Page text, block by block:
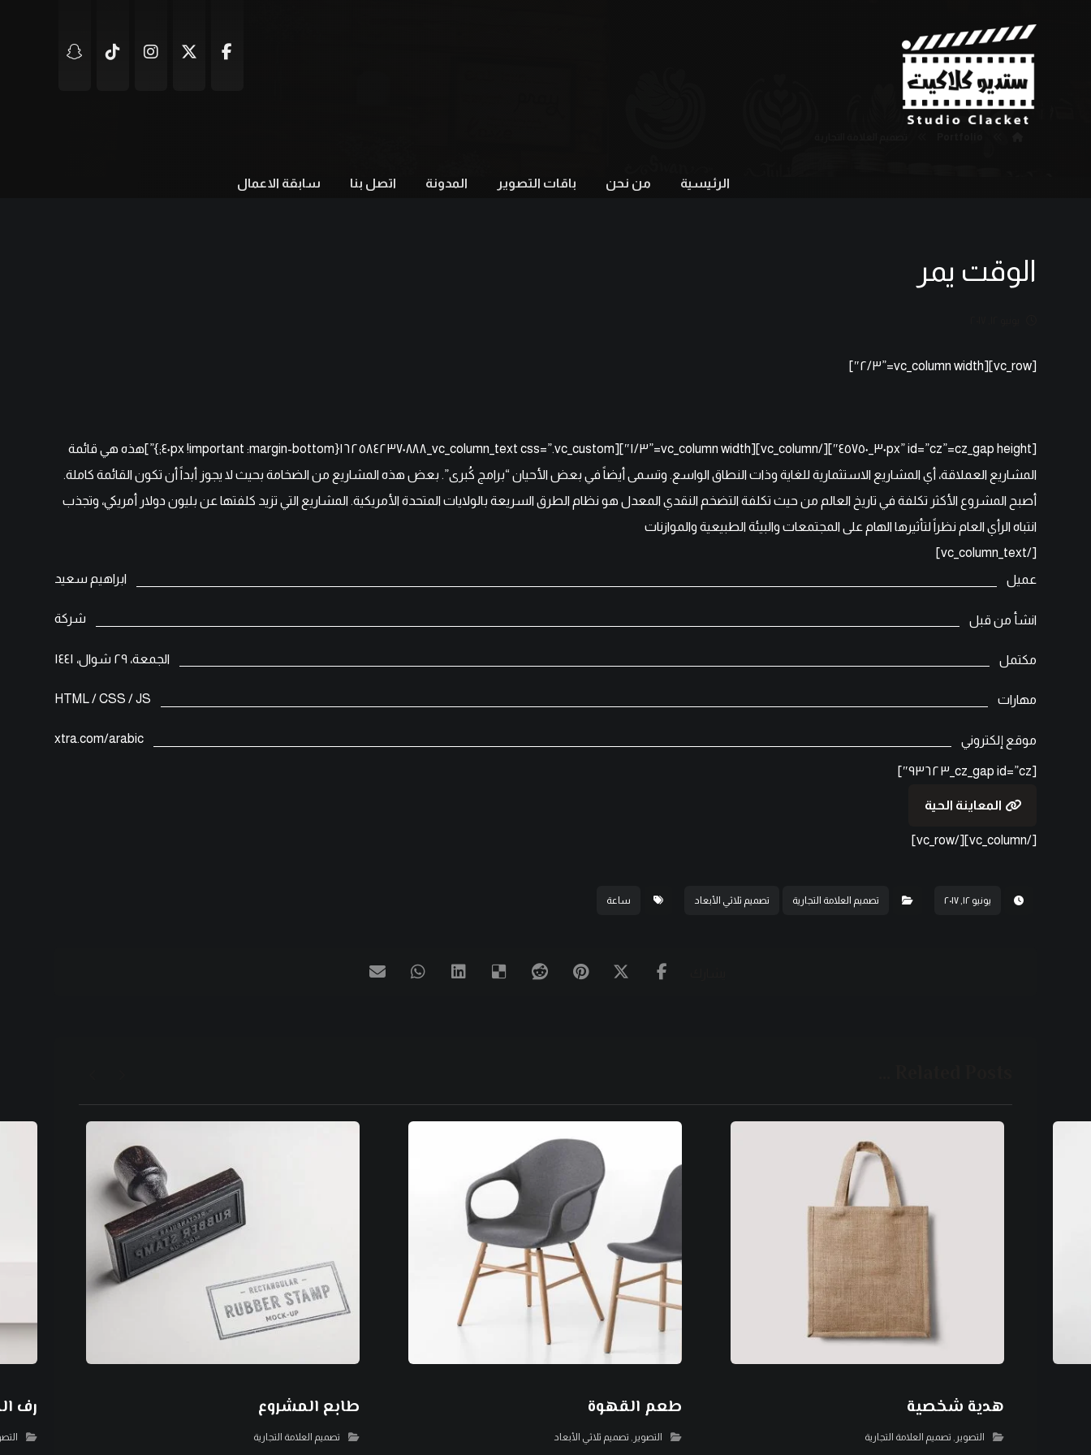
الرئيسية من نحن باقات التصوير المدونة اتصل بنا سابقة الاعمال
الوقت يمر
[vc_row][vc_column width=”٢/٣″]
[cz_gap height=”٣٠px” id=”cz_٤٥٧٥٠″][/vc_column][vc_column width=”١/٣″][vc_column_text css=”.vc_custom_١٦٢٥٨٤٢٣٧٠٨٨٨{margin-bottom: ٤٠px !important;}”]هذه هي قائمة
المشاريع العملاقة، أي المشاريع الاستثمارية للغاية وذات النطاق الواسع. وتسمى أيضاً في بعض الأحيان “برامج كُبرى”. بعض هذه المشاريع من الضخامة بحيث لا يجوز أبداً أن تكون القائمة كاملة.
أصبح المشروع الأكثر تكلفة في تاريخ العالم من حيث تكلفة التضخم النقدي المعدل هو نظام الطرق السريعة بالولايات المتحدة الأمريكية. المشاريع التي تزيد كلفتها عن بليون دولار أمريكي، وتجذب
انتباه الرأي العام نظراً لتأثيرها الهام على المجتمعات والبيئة الطبيعية والموازنات
[/vc_column_text]
عميل
ابراهيم سعيد
انشأ من قبل شركة
مكتمل الجمعة، ٢٩ شوال، ١٤٤١
مهارات HTML / CSS / JS
موقع إلكتروني xtra.com/arabic
[cz_gap id=”cz_٩٣٦٢٣″]
المعاينة الحية
[/vc_column][/vc_row]
يونيو ١٢, ٢٠١٧ تصميم العلامة التجارية تصميم ثلاثي الأبعاد ساعة
هدية شخصية
التصوير , تصميم العلامة التجارية
طعم القهوة
التصوير , تصميم ثلاثي الأبعاد
طابع المشروع
تصميم العلامة التجارية
رف